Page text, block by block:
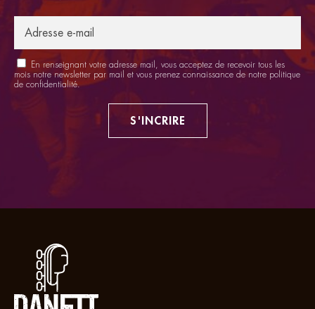
En renseignant votre adresse mail, vous acceptez de recevoir tous les
mois notre newsletter par mail et vous prenez connaissance de notre politique
de confidentialité.
S'INCRIRE